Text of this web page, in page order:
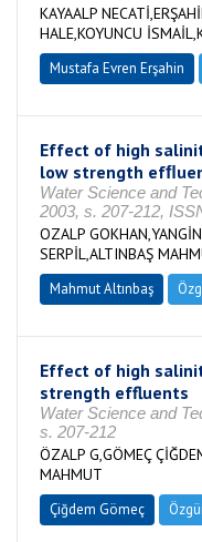
KAYAALP
HALE,KOYUNCU
Mustafa Evren Erşahin
Effect of high
low strength
Water Science and
2003, s. 207-212,
OZALP
SERPİL,ALTINBAŞ
Mahmut Altınbaş
Effect of high
strength effluents
Water Science and
s. 207-212
ÖZALP G,GÖMEÇ
MAHMUT
Çiğdem Gömeç